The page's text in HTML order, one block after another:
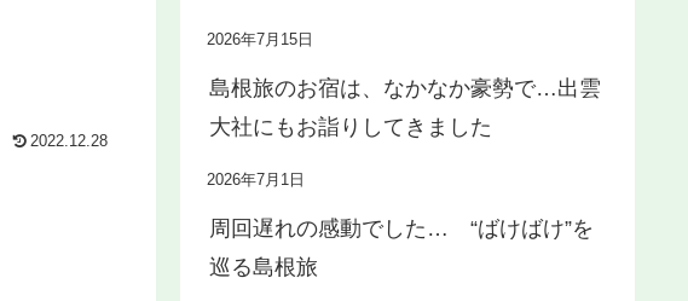
2022.12.28
2026年7月15日
島根旅のお宿は、なかなか豪勢で…出雲
大社にもお詣りしてきました
2026年7月1日
周回遅れの感動でした… “ばけばけ”を
巡る島根旅